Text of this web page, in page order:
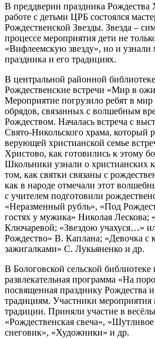
В преддверии праздника Рождества
работе с детьми ЦРБ состоялся
Рождественской Звезды. Звезда –
процессе мероприятия дети не
«Вифлеемскую звезду», но и узнали
праздника и его традициях.
В центральной районной
Рождественские встречи «Мир в
Мероприятие погрузило ребят в
обрядов, связанных с волшебным
Рождеством. Началась встреча с
Свято-Никольского храма, который
верующей христианской семье
Христово, как готовились к этому
Школьники узнали о христианских
том, как святки связаны с
как в народе отмечали этот
с учителем подготовили
«Неразменный рубль», «Под
гостях у мужика» Николая
Ключаревой; «Звездою учахуся…»
Рождество» В. Каплана; «Девочка с
зажигалками» С. Лукьяненко и др.
В Бологовской сельской
развлекательная программа «На
посвященная празднику Рождества
традициям. Участники
традиции. Приняли участие в
«Рождественская свеча»,
снеговик», «Художники» и др.